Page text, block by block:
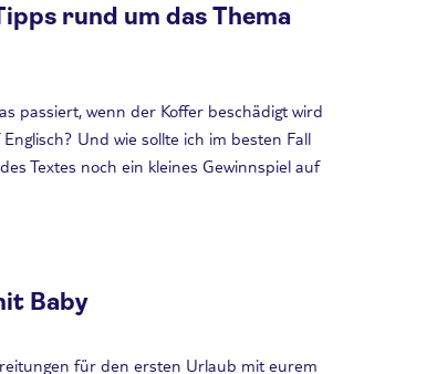
rund um das Thema
passiert, wenn der Koffer beschädigt wird
Und wie sollte ich im besten Fall
Textes noch ein kleines Gewinnspiel auf
Baby
für den ersten Urlaub mit eurem